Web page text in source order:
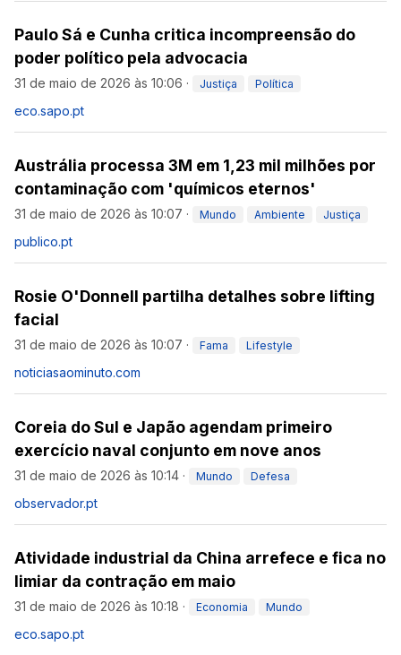
Paulo Sá e Cunha critica incompreensão do
poder político pela advocacia
31 de maio de 2026 às 10:06 · Justiça Política
eco.sapo.pt
Austrália processa 3M em 1,23 mil milhões por
contaminação com 'químicos eternos'
31 de maio de 2026 às 10:07 · Mundo Ambiente Justiça
publico.pt
Rosie O'Donnell partilha detalhes sobre lifting
facial
31 de maio de 2026 às 10:07 · Fama Lifestyle
noticiasaominuto.com
Coreia do Sul e Japão agendam primeiro
exercício naval conjunto em nove anos
31 de maio de 2026 às 10:14 · Mundo Defesa
observador.pt
Atividade industrial da China arrefece e fica no
limiar da contração em maio
31 de maio de 2026 às 10:18 · Economia Mundo
eco.sapo.pt